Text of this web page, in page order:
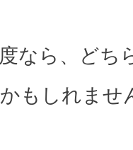
なら、どち
もしれませ